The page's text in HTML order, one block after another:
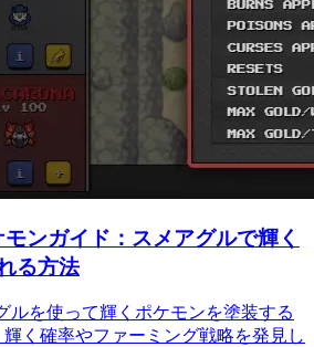
ンガイド：スメアグルで輝く
る方法
ルを使って輝くポケモンを塗装する
く確率やファーミング戦略を発見し